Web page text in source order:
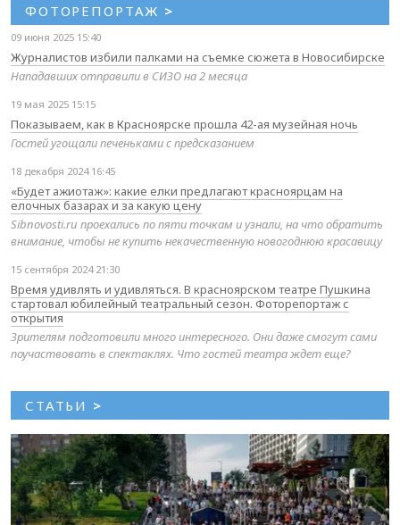
ФОТОРЕПОРТАЖ >
09 июня 2025 15:40
Журналистов избили палками на съемке сюжета в Новосибирске
Нападавших отправили в СИЗО на 2 месяца
19 мая 2025 15:15
Показываем, как в Красноярске прошла 42-ая музейная ночь
Гостей угощали печеньками с предсказанием
18 декабря 2024 16:45
«Будет ажиотаж»: какие елки предлагают красноярцам на
елочных базарах и за какую цену
Sibnovosti.ru проехались по пяти точкам и узнали, на что обратить
внимание, чтобы не купить некачественную новогоднюю красавицу
15 сентября 2024 21:30
Время удивлять и удивляться. В красноярском театре Пушкина
стартовал юбилейный театральный сезон. Фоторепортаж с
открытия
Зрителям подготовили много интересного. Они даже смогут сами
поучаствовать в спектаклях. Что гостей театра ждет еще?
СТАТЬИ >